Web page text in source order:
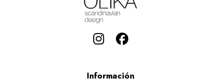
Información